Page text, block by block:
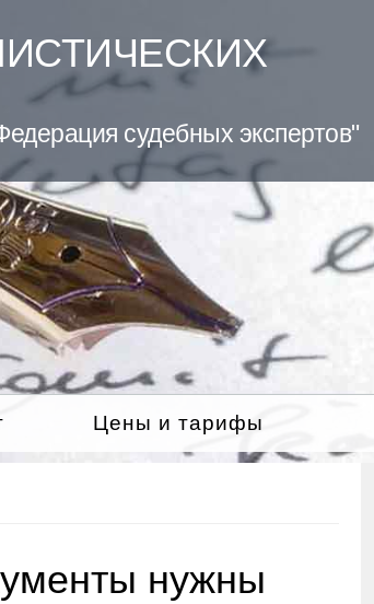
судебных экспертов"
Цены и тарифы
нужны